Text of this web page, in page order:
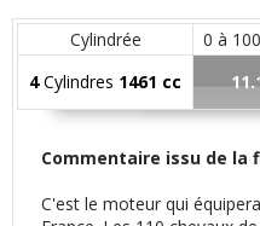
Précision
Rayon de
Cylindrée 0 à
4Cylindres 1461 cc
Commentaire issu de la
C'est le moteur qui